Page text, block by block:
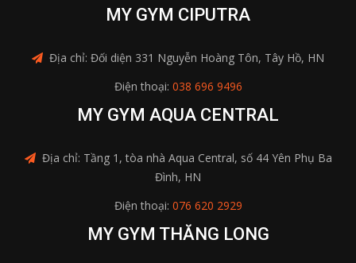
MY GYM CIPUTRA
Địa chỉ: Đối diện 331 Nguyễn Hoàng Tôn, Tây Hồ, HN
Điện thoại: 038 696 9496
MY GYM AQUA CENTRAL
Địa chỉ: Tầng 1, tòa nhà Aqua Central, số 44 Yên Phụ Ba
Đình, HN
Điện thoại: 076 620 2929
MY GYM THĂNG LONG